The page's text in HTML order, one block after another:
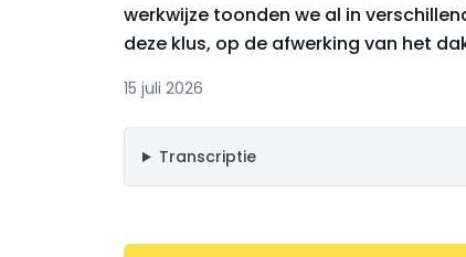
werkwijze toonden we al in
deze klus, op de afwerking van het
15 juli 2026
Transcriptie